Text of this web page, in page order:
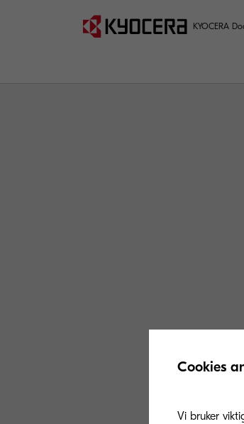
KYOCERA
Cookies
Vi bruker